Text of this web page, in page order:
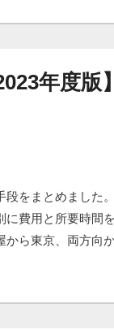
年度版】
段をまとめました
に費用と所要時間
から東京、両方向